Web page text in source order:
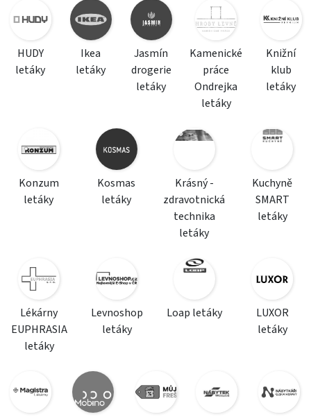
HUDY
letáky
Ikea
letáky
Jasmín
drogerie
letáky
Kamenické
práce
Ondrejka
letáky
Knižní
klub
letáky
Konzum
letáky
Kosmas
letáky
Krásný -
zdravotnická
technika
letáky
Kuchyně
SMART
letáky
Lékárny
EUPHRASIA
letáky
Levnoshop
letáky
Loap letáky
LUXOR
letáky